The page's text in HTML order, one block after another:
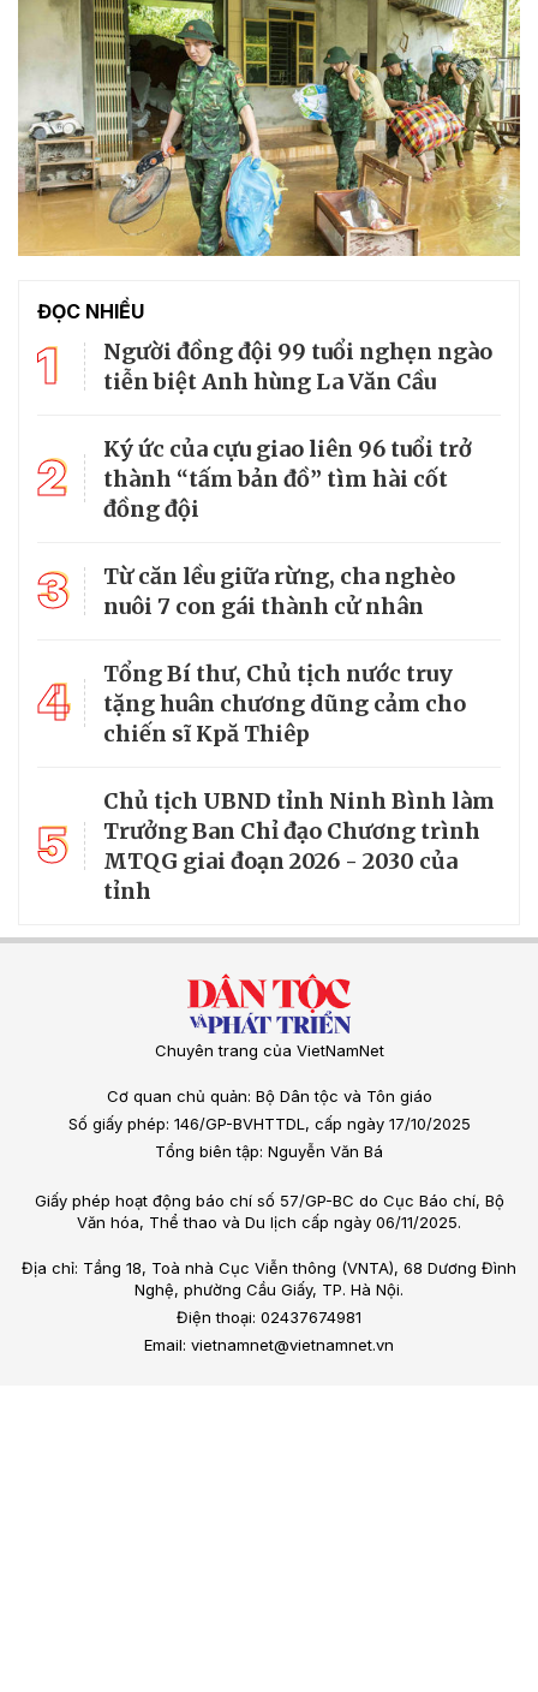
ĐỌC NHIỀU
1
Người đồng đội 99 tuổi nghẹn ngào
tiễn biệt Anh hùng La Văn Cầu
2
Ký ức của cựu giao liên 96 tuổi trở
thành “tấm bản đồ” tìm hài cốt
đồng đội
3
Từ căn lều giữa rừng, cha nghèo
nuôi 7 con gái thành cử nhân
4
Tổng Bí thư, Chủ tịch nước truy
tặng huân chương dũng cảm cho
chiến sĩ Kpă Thiêp
5
Chủ tịch UBND tỉnh Ninh Bình làm
Trưởng Ban Chỉ đạo Chương trình
MTQG giai đoạn 2026 - 2030 của
tỉnh
Chuyên trang của VietNamNet
Cơ quan chủ quản: Bộ Dân tộc và Tôn giáo
Số giấy phép: 146/GP-BVHTTDL, cấp ngày 17/10/2025
Tổng biên tập: Nguyễn Văn Bá
Giấy phép hoạt động báo chí số 57/GP-BC do Cục Báo chí, Bộ
Văn hóa, Thể thao và Du lịch cấp ngày 06/11/2025.
Địa chỉ: Tầng 18, Toà nhà Cục Viễn thông (VNTA), 68 Dương Đình
Nghệ, phường Cầu Giấy, TP. Hà Nội.
Điện thoại: 02437674981
Email: vietnamnet@vietnamnet.vn